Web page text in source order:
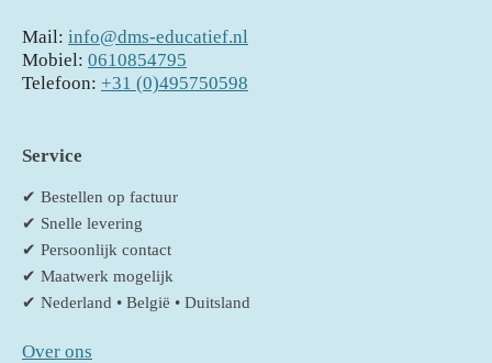
Mail: info@dms-educatief.nl
Mobiel: 0610854795
Telefoon: +31 (0)495750598
Service
✔ Bestellen op factuur
✔ Snelle levering
✔ Persoonlijk contact
✔ Maatwerk mogelijk
✔ Nederland • België • Duitsland
Over ons